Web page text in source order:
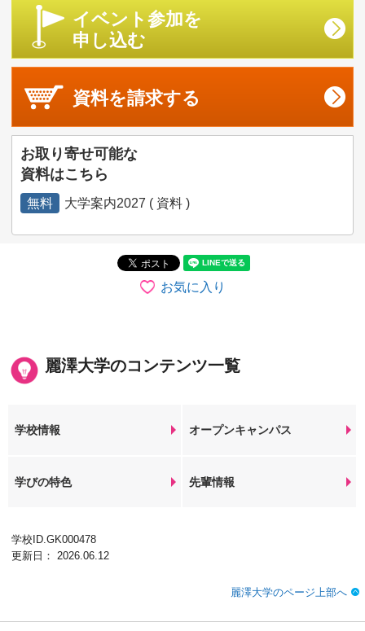
イベント参加を
申し込む
資料を請求する
お取り寄せ可能な
資料はこちら
無料 大学案内2027 ( 資料 )
お気に入り
麗澤大学のコンテンツ一覧
学校情報 オープンキャンパス
学びの特色 先輩情報
学校ID.GK000478
更新日： 2026.06.12
麗澤大学のページ上部へ